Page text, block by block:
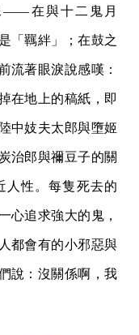
——在與十二鬼月
「羈絆」；在鼓之
流著眼淚說感嘆：
在地上的稿紙，即
中妓夫太郎與墮姬
治郎與禰豆子的關
人性。每隻死去的
心追求強大的鬼，
都會有的小邪惡與
說：沒關係啊，我